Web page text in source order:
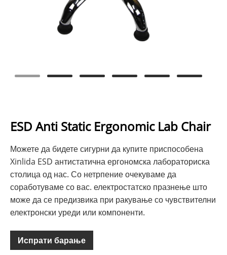
ESD Anti Static Ergonomic Lab Chair
Можете да бидете сигурни да купите приспособена
Xinlida ESD антистатична ергономска лабораториска
столица од нас. Со нетрпение очекуваме да
соработуваме со вас. електростатско празнење што
може да се предизвика при ракување со чувствителни
електронски уреди или компоненти.
Испрати барање